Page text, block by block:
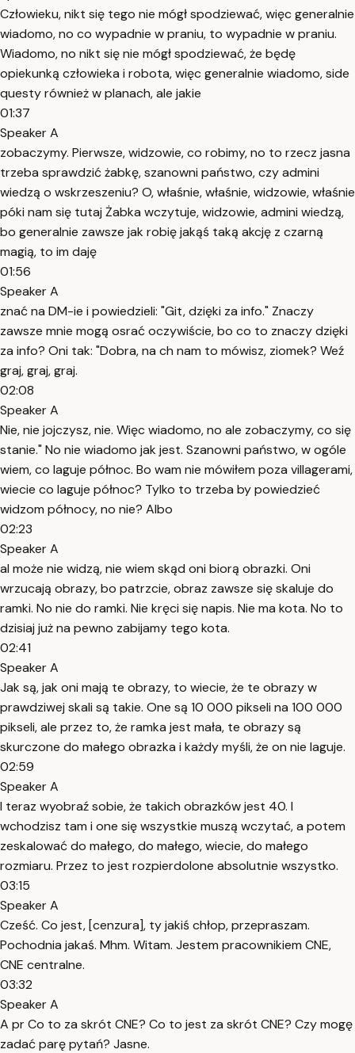
Człowieku, nikt się tego nie mógł spodziewać, więc generalnie
wiadomo, no co wypadnie w praniu, to wypadnie w praniu.
Wiadomo, no nikt się nie mógł spodziewać, że będę
opiekunką człowieka i robota, więc generalnie wiadomo, side
questy również w planach, ale jakie
01:37
Speaker A
zobaczymy. Pierwsze, widzowie, co robimy, no to rzecz jasna
trzeba sprawdzić żabkę, szanowni państwo, czy admini
wiedzą o wskrzeszeniu? O, właśnie, właśnie, widzowie, właśnie
póki nam się tutaj Żabka wczytuje, widzowie, admini wiedzą,
bo generalnie zawsze jak robię jakąś taką akcję z czarną
magią, to im daję
01:56
Speaker A
znać na DM-ie i powiedzieli: "Git, dzięki za info." Znaczy
zawsze mnie mogą osrać oczywiście, bo co to znaczy dzięki
za info? Oni tak: "Dobra, na ch nam to mówisz, ziomek? Weź
graj, graj, graj.
02:08
Speaker A
Nie, nie jojczysz, nie. Więc wiadomo, no ale zobaczymy, co się
stanie." No nie wiadomo jak jest. Szanowni państwo, w ogóle
wiem, co laguje północ. Bo wam nie mówiłem poza villagerami,
wiecie co laguje północ? Tylko to trzeba by powiedzieć
widzom północy, no nie? Albo
02:23
Speaker A
al może nie widzą, nie wiem skąd oni biorą obrazki. Oni
wrzucają obrazy, bo patrzcie, obraz zawsze się skaluje do
ramki. No nie do ramki. Nie kręci się napis. Nie ma kota. No to
dzisiaj już na pewno zabijamy tego kota.
02:41
Speaker A
Jak są, jak oni mają te obrazy, to wiecie, że te obrazy w
prawdziwej skali są takie. One są 10 000 pikseli na 100 000
pikseli, ale przez to, że ramka jest mała, te obrazy są
skurczone do małego obrazka i każdy myśli, że on nie laguje.
02:59
Speaker A
I teraz wyobraź sobie, że takich obrazków jest 40. I
wchodzisz tam i one się wszystkie muszą wczytać, a potem
zeskalować do małego, do małego, wiecie, do małego
rozmiaru. Przez to jest rozpierdolone absolutnie wszystko.
03:15
Speaker A
Cześć. Co jest, [cenzura], ty jakiś chłop, przepraszam.
Pochodnia jakaś. Mhm. Witam. Jestem pracownikiem CNE,
CNE centralne.
03:32
Speaker A
A pr Co to za skrót CNE? Co to jest za skrót CNE? Czy mogę
zadać parę pytań? Jasne.